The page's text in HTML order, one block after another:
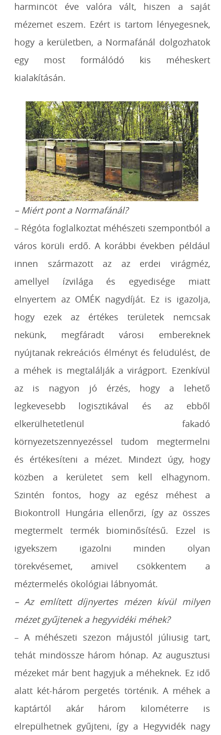
harmincöt éve valóra
vált, hiszen a saját
mézemet eszem. Ezért is tartom lényegesnek,
hogy a kerületben, a Normafánál dolgozhatok
egy most formálódó kis méheskert
kialakításán.
– Miért pont a Normafánál?
– Régóta foglalkoztat méhészeti szempontból a
város körüli erdő. A korábbi években például
innen származott az az erdei virágméz,
amellyel ízvilága és egyedisége miatt
elnyertem az OMÉK nagydíját. Ez is igazolja,
hogy ezek az értékes területek nemcsak
nekünk, megfáradt városi embereknek
nyújtanak rekreációs élményt és felüdülést, de
a méhek is megtalálják a virágport. Ezenkívül
az is nagyon jó érzés, hogy a lehető
legkevesebb logisztikával és az ebből
elkerülhetetlenül fakadó
környezetszennyezéssel tudom megtermelni
és értékesíteni a mézet. Mindezt úgy, hogy
közben a kerületet sem kell elhagynom.
Szintén fontos, hogy az egész méhest a
Biokontroll Hungária ellenőrzi, így az összes
megtermelt termék biominősítésű. Ezzel
is
igyekszem igazolni minden olyan
törekvésemet, amivel csökkentem a
méztermelés ökológiai lábnyomát.
– Az említett díjnyertes mézen kívül milyen
mézet gyűjtenek a hegyvidéki méhek?
– A méhészeti szezon májustól júliusig tart,
tehát mindössze három hónap. Az augusztusi
mézeket már bent hagyjuk a méheknek. Ez idő
alatt két-három pergetés történik. A méhek a
kaptártól akár három kilométerre is
elrepülhetnek gyűjteni, így a Hegyvidék nagy